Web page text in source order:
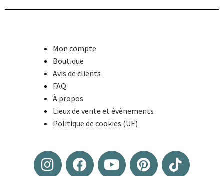
Mon compte
Boutique
Avis de clients
FAQ
À propos
Lieux de vente et évènements
Politique de cookies (UE)